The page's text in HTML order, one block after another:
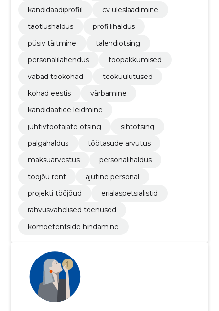
kandidaadiprofiil
cv üleslaadimine
taotlushaldus
profiilihaldus
püsiv täitmine
talendiotsing
personalilahendus
tööpakkumised
vabad töökohad
töökuulutused
kohad eestis
värbamine
kandidaatide leidmine
juhtivtöötajate otsing
sihtotsing
palgahaldus
töötasude arvutus
maksuarvestus
personalihaldus
tööjõu rent
ajutine personal
projekti tööjõud
erialaspetsialistid
rahvusvahelised teenused
kompetentside hindamine